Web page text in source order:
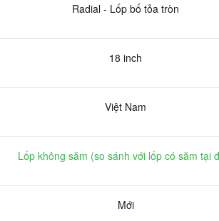
Radial - Lốp bố tỏa tròn
18 inch
Việt Nam
Lốp không săm (so sánh với lốp có săm tại
Mới